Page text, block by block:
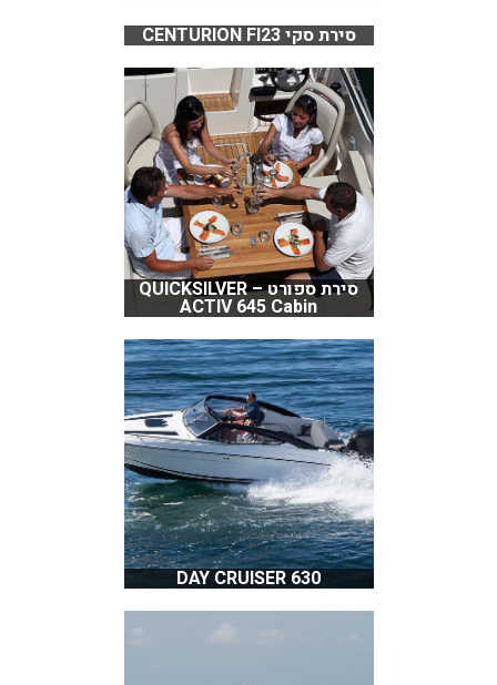
סירת סקי CENTURION FI23
סירת ספורט QUICKSILVER –
ACTIV 645 Cabin
630 DAY CRUISER